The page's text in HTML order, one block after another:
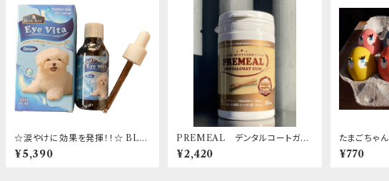
☆涙やけに効果を発揮！！☆ BLU
E BAY Eye Vita Drops 30ml
アイビタ 日本正規代理店取扱商品
¥5,390
PREMEAL デンタルコートガム
Umanuka 50本入 馬皮＋マヌ
カハニー / 口腔・腸内環境ケアに
¥2,420
たまごちゃん
¥770